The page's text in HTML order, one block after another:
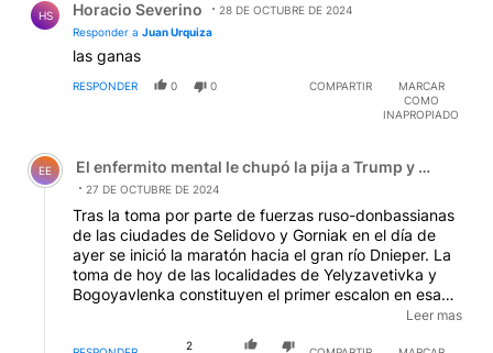
HS Horacio Severino
28 DE OCTUBRE DE 2024
Responder a Juan Urquiza
las ganas
RESPONDER 0 0 COMPARTIR
MARCAR
COMO
INAPROPIADO
Comentario de El enfermito mental le chupó la pija a
EE El enfermito mental le chupó la pija a Trump y el
27 DE OCTUBRE DE 2024
Tras la toma por parte de fuerzas ruso-donbassianas
de las ciudades de Selidovo y Gorniak en el día de
ayer se inició la maratón hacia el gran río Dnieper. La
toma de hoy de las localidades de Yelyzavetivka y
Bogoyavlenka constituyen el primer escalon en esa
larga marcha al río. Las fuerzas OTANiano-ucranianos
están cayendo una tras otra en efecto dominó.
Leer mas
2